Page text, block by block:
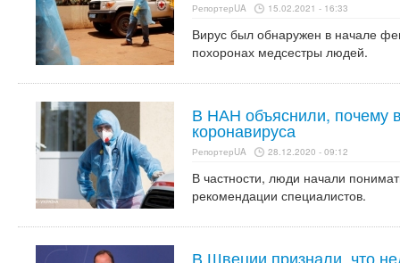
РепортерUA 15.02.2021 - 16:33
Вирус был обнаружен в начале
похоронах медсестры людей.
В НАН объяснили, почему
коронавируса
РепортерUA 28.12.2020 - 09:12
В частности, люди начали
рекомендации специалистов.
В Швеции признали, что